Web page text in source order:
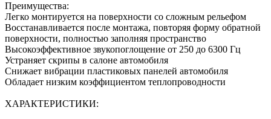
Преимущества:
Легко монтируется на поверхности со сложным рельефом
Восстанавливается после монтажа, повторяя форму обратной
поверхности, полностью заполняя пространство
Высокоэффективное звукопоглощение от 250 до 6300 Гц
Устраняет скрипы в салоне автомобиля
Снижает вибрации пластиковых панелей автомобиля
Обладает низким коэффициентом теплопроводности
ХАРАКТЕРИСТИКИ: